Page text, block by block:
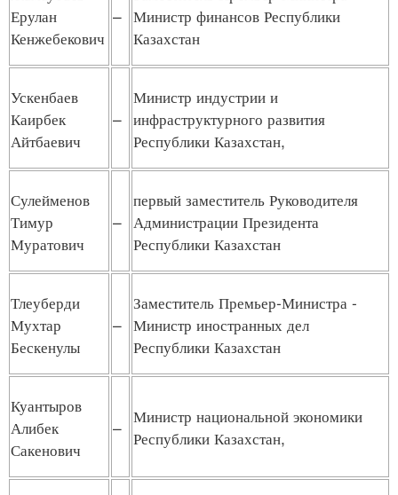
Ерулан
Кенжебекович
– Министр финансов Республики
Казахстан
Ускенбаев
Каирбек
Айтбаевич
–
Министр индустрии и
инфраструктурного развития
Республики Казахстан,
Сулейменов
Тимур
Муратович
–
первый заместитель Руководителя
Администрации Президента
Республики Казахстан
Тлеуберди
Мухтар
Бескенулы
–
Заместитель Премьер-Министра -
Министр иностранных дел
Республики Казахстан
Куантыров
Алибек
Сакенович
–
Министр национальной экономики
Республики Казахстан,